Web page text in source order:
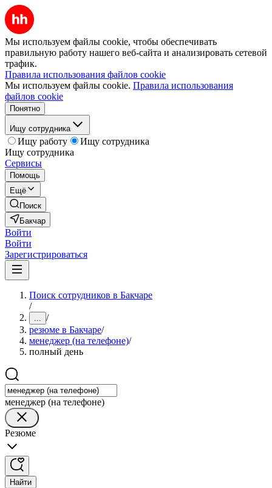
Мы используем файлы cookie, чтобы обеспечивать
правильную работу нашего веб-сайта и анализировать сетевой
трафик.
Правила использования файлов cookie
Мы используем файлы cookie. Правила использования
файлов cookie
Понятно
Ищу сотрудника
Ищу работу
Ищу сотрудника
Ищу сотрудника
Сервисы
Помощь
Ещё
Поиск
Бакчар
Войти
Войти
Зарегистрироваться
Поиск сотрудников в Бакчаре
/
... /
резюме в Бакчаре/
менеджер (на телефоне)/
полный день
менеджер (на телефоне)
Резюме
Найти